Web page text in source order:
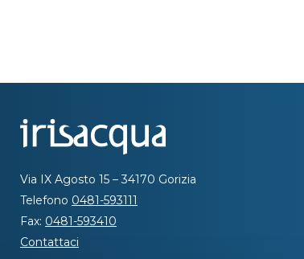
Via IX Agosto 15 – 34170 Gorizia
Telefono 0481-593111
Fax: 0481-593410
Contattaci